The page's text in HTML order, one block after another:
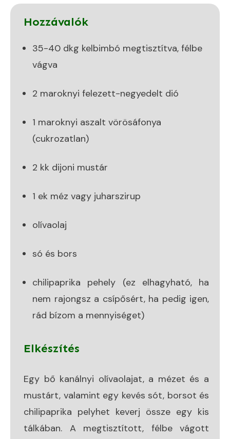
Hozzávalók
35-40 dkg kelbimbó megtisztítva, félbe
vágva
2 maroknyi felezett-negyedelt dió
1 maroknyi aszalt vörösáfonya
(cukrozatlan)
2 kk dijoni mustár
1 ek méz vagy juharszirup
olívaolaj
só és bors
chilipaprika pehely (ez elhagyható, ha
nem rajongsz a csípősért, ha pedig igen,
rád bízom a mennyiséget)
Elkészítés
Egy bő kanálnyi olívaolajat, a mézet és a
mustárt, valamint egy kevés sót, borsot és
chilipaprika pelyhet keverj össze egy kis
tálkában. A megtisztított, félbe vágott